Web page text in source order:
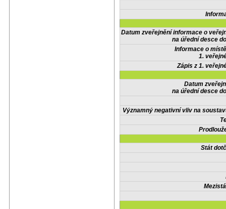
Datum zveřejnění informace o
na úřední desce
Informace o
1.
Zápis z 1.
Datum
na úřední desce
Významný negativní vliv na
Stát